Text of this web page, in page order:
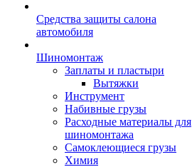
Средства защиты салона
автомобиля
Шиномонтаж
Заплаты и пластыри
Вытяжки
Инструмент
Набивные грузы
Расходные материалы для
шиномонтажа
Самоклеющиеся грузы
Химия